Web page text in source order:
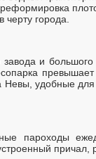
города.
и большого
удобные
пароходы
причал,